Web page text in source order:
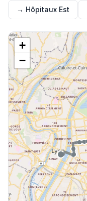
→ Hôpitaux Est
+
−